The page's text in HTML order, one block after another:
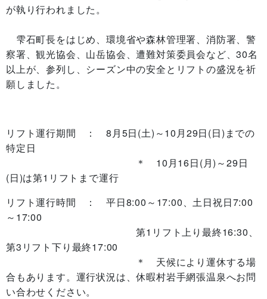
が執り行われました。
雫石町長をはじめ、環境省や森林管理署、消防署、警
察署、観光協会、山岳協会、遭難対策委員会など、30名
以上が、参列し、シーズン中の安全とリフトの盛況を祈
願しました。
リフト運行期間 ： 8月5日(土)～10月29日(日)までの
特定日
＊ 10月16日(月)～29日
(日)は第1リフトまで運行
リフト運行時間 ： 平日8:00～17:00、土日祝日7:00
～17:00
第1リフト上り最終16:30、
第3リフト下り最終17:00
＊ 天候により運休する場
合もあります。運行状況は、休暇村岩手網張温泉へお問
い合わせください。